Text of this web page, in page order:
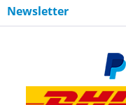
Newsletter